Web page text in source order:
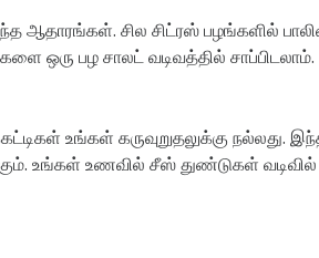
சில சிட்ரஸ் பழங்களில்
ஒரு பழ சாலட் வடிவத்தில் சாப்பிடலாம்.
உங்கள் கருவுறுதலுக்கு நல்லது.
உங்கள் உணவில் சீஸ் துண்டுகள்